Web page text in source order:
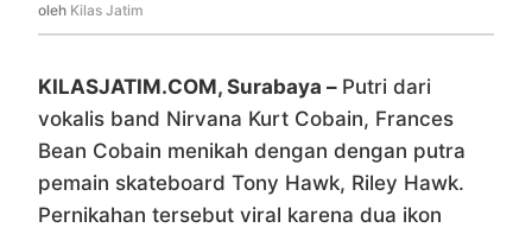
oleh Kilas Jatim
KILASJATIM.COM, Surabaya – Putri dari
vokalis band Nirvana Kurt Cobain, Frances
Bean Cobain menikah dengan dengan putra
pemain skateboard Tony Hawk, Riley Hawk.
Pernikahan tersebut viral karena dua ikon